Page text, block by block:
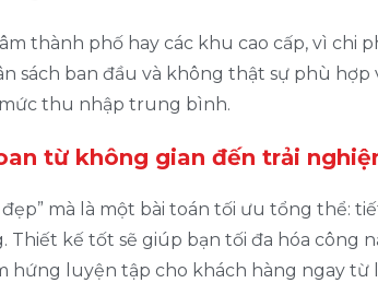
thành phố hay các khu cao cấp, vì chi
sách ban đầu và không thật sự phù hợp
thu nhập trung bình.
từ không gian đến trải
mà là một bài toán tối ưu tổng thể:
Thiết kế tốt sẽ giúp bạn tối đa hóa công
hứng luyện tập cho khách hàng ngay từ